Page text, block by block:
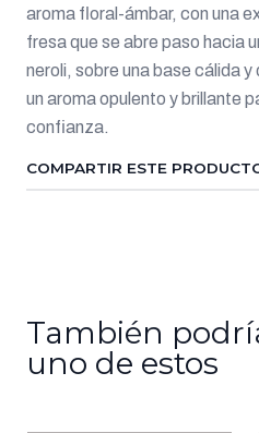
aroma floral-ámbar, con una
fresa que se abre paso hacia
neroli, sobre una base cálida y
un aroma opulento y brillante
confianza.
COMPARTIR ESTE
También
uno de estos